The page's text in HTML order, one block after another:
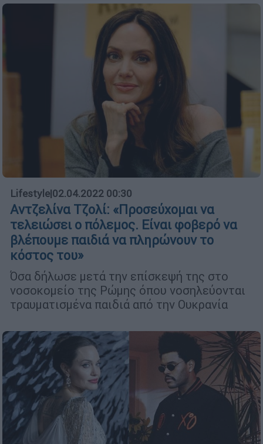
Lifestyle|02.04.2022 00:30
Αντζελίνα Τζολί: «Προσεύχομαι να
τελειώσει ο πόλεμος. Είναι φοβερό να
βλέπουμε παιδιά να πληρώνουν το
κόστος του»
Όσα δήλωσε μετά την επίσκεψή της στο
νοσοκομείο της Ρώμης όπου νοσηλεύονται
τραυματισμένα παιδιά από την Ουκρανία